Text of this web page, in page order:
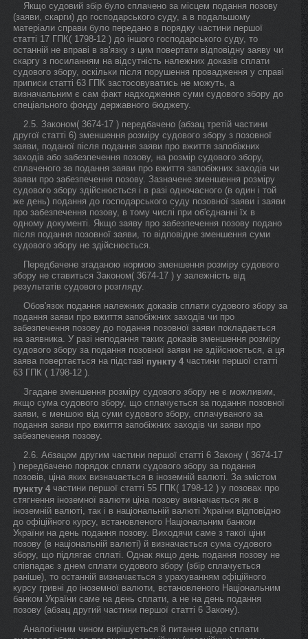
Якщо судовий збір було сплачено за місцем подання позову
(заяви, скарги) до господарського суду, а в подальшому
матеріали справи було передано в порядку частини першої
статті 17 ГПК( 1798-12 ) до іншого господарського суду, то
останній не вправі в зв'язку з цим повертати відповідну заяву чи
скаргу з посиланням на відсутність належних доказів сплати
судового збору, оскільки після порушення провадження у справі
приписи статті 63 ГПК застосовуватись не можуть, а
визначальним є сам факт надходження суми судового збору до
спеціального фонду державного бюджету.
2.5. Законом( 3674-17 ) передбачено (абзац третій частини
другої статті 6) зменшення розміру судового збору з позовної
заяви, поданої після подання заяви про вжиття запобіжних
заходів або забезпечення позову, на розмір судового збору,
сплаченого за подання заяви про вжиття запобіжних заходів чи
заяви про забезпечення позову. Зазначене зменшення розміру
судового збору здійснюється і в разі одночасного (в один і той
же день) подання до господарського суду позовної заяви і заяви
про забезпечення позову, в тому числі при об'єднанні їх в
одному документі. Якщо заяву про забезпечення позову подано
після подання позовної заяви, то відповідне зменшення суми
судового збору не здійснюється.
Передбачене згаданою нормою зменшення розміру судового
збору не ставиться Законом( 3674-17 ) у залежність від
результатів судового розгляду.
Обов'язок подання належних доказів сплати судового збору за
подання заяви про вжиття запобіжних заходів чи про
забезпечення позову до подання позовної заяви покладається
на заявника. У разі неподання таких доказів зменшення розміру
судового збору за подання позовної заяви не здійснюється, а ця
заява повертається на підставі пункту 4 частини першої статті
63 ГПК ( 1798-12 ).
Згадане зменшення розміру судового збору не є можливим,
якщо сума судового збору, що сплачується за подання позовної
заяви, є меншою від суми судового збору, сплачуваного за
подання заяви про вжиття запобіжних заходів чи заяви про
забезпечення позову.
2.6. Абзацом другим частини першої статті 6 Закону ( 3674-17
) передбачено порядок сплати судового збору за подання
позовів, ціна яких визначається в іноземній валюті. За змістом
пункту 4 частини першої статті 55 ГПК( 1798-12 ) у позовах про
стягнення іноземної валюти ціна позову визначається як в
іноземній валюті, так і в національній валюті України відповідно
до офіційного курсу, встановленого Національним банком
України на день подання позову. Виходячи саме з такої ціни
позову (в національній валюті) й визначається сума судового
збору, що підлягає сплаті. Однак якщо день подання позову не
співпадає з днем сплати судового збору (збір сплачується
раніше), то останній визначається з урахуванням офіційного
курсу гривні до іноземної валюти, встановленого Національним
банком України саме на день сплати, а не на день подання
позову (абзац другий частини першої статті 6 Закону).
Аналогічним чином вирішується й питання щодо сплати